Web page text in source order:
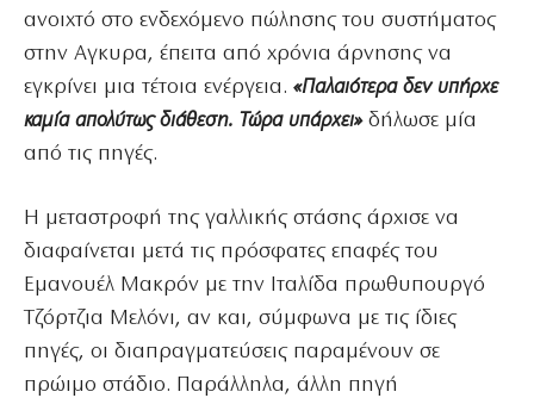
ανοιχτό στο ενδεχόμενο πώλησης του συστήματος
στην Αγκυρα, έπειτα από χρόνια άρνησης να
εγκρίνει μια τέτοια ενέργεια. «Παλαιότερα δεν υπήρχε
καμία απολύτως διάθεση. Τώρα υπάρχει»δήλωσε μία
από τις πηγές.
Η μεταστροφή της γαλλικής στάσης άρχισε να
διαφαίνεται μετά τις πρόσφατες επαφές του
Εμανουέλ Μακρόν με την Ιταλίδα πρωθυπουργό
Τζόρτζια Μελόνι, αν και, σύμφωνα με τις ίδιες
πηγές, οι διαπραγματεύσεις παραμένουν σε
πρώιμο στάδιο. Παράλληλα, άλλη πηγή